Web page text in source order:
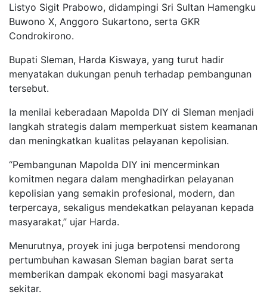
Listyo Sigit Prabowo, didampingi Sri Sultan Hamengku
Buwono X, Anggoro Sukartono, serta GKR
Condrokirono.
Bupati Sleman, Harda Kiswaya, yang turut hadir
menyatakan dukungan penuh terhadap pembangunan
tersebut.
Ia menilai keberadaan Mapolda DIY di Sleman menjadi
langkah strategis dalam memperkuat sistem keamanan
dan meningkatkan kualitas pelayanan kepolisian.
“Pembangunan Mapolda DIY ini mencerminkan
komitmen negara dalam menghadirkan pelayanan
kepolisian yang semakin profesional, modern, dan
terpercaya, sekaligus mendekatkan pelayanan kepada
masyarakat,” ujar Harda.
Menurutnya, proyek ini juga berpotensi mendorong
pertumbuhan kawasan Sleman bagian barat serta
memberikan dampak ekonomi bagi masyarakat
sekitar.